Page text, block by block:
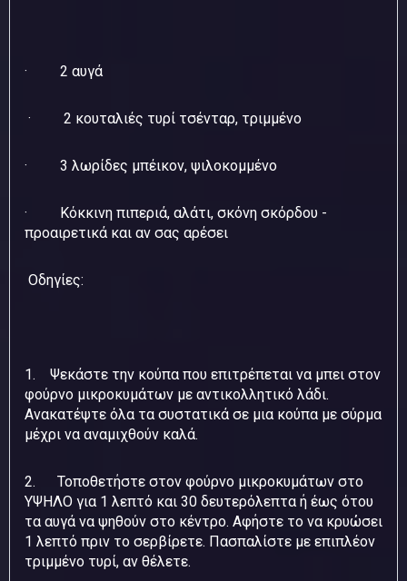
· 2 αυγά
· 2 κουταλιές τυρί τσένταρ, τριμμένο
· 3 λωρίδες μπέικον, ψιλοκομμένο
· Κόκκινη πιπεριά, αλάτι, σκόνη σκόρδου -
προαιρετικά και αν σας αρέσει
Οδηγίες:
1. Ψεκάστε την κούπα που επιτρέπεται να μπει στον
φούρνο μικροκυμάτων με αντικολλητικό λάδι.
Ανακατέψτε όλα τα συστατικά σε μια κούπα με σύρμα
μέχρι να αναμιχθούν καλά.
2. Τοποθετήστε στον φούρνο μικροκυμάτων στο
ΥΨΗΛΟ για 1 λεπτό και 30 δευτερόλεπτα ή έως ότου
τα αυγά να ψηθούν στο κέντρο. Αφήστε το να κρυώσει
1 λεπτό πριν το σερβίρετε. Πασπαλίστε με επιπλέον
τριμμένο τυρί, αν θέλετε.